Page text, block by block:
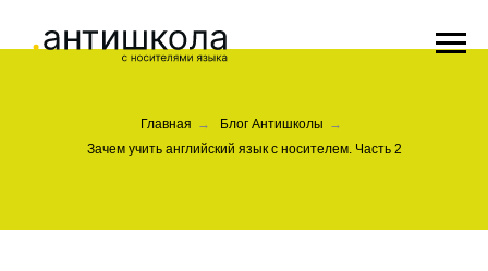
Главная → Блог Антишколы →
Зачем учить английский язык с носителем. Часть 2